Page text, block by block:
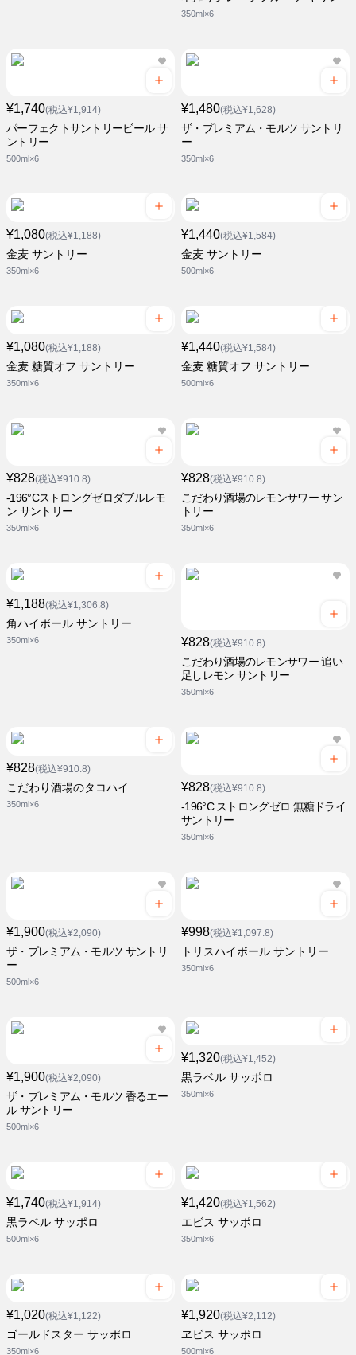
350ml×6
¥1,740(税込¥1,914)
パーフェクトサントリービール サ
ントリー
500ml×6
¥1,480(税込¥1,628)
ザ・プレミアム・モルツ サントリ
ー
350ml×6
¥1,080(税込¥1,188)
金麦 サントリー
350ml×6
¥1,440(税込¥1,584)
金麦 サントリー
500ml×6
¥1,080(税込¥1,188)
金麦 糖質オフ サントリー
350ml×6
¥1,440(税込¥1,584)
金麦 糖質オフ サントリー
500ml×6
¥828(税込¥910.8)
-196°Cストロングゼロダブルレモ
ン サントリー
350ml×6
¥828(税込¥910.8)
こだわり酒場のレモンサワー サン
トリー
350ml×6
¥1,188(税込¥1,306.8)
角ハイボール サントリー
350ml×6 ¥828(税込¥910.8)
こだわり酒場のレモンサワー 追い
足しレモン サントリー
350ml×6
¥828(税込¥910.8)
こだわり酒場のタコハイ
350ml×6
¥828(税込¥910.8)
-196°C ストロングゼロ 無糖ドライ
サントリー
350ml×6
¥1,900(税込¥2,090)
ザ・プレミアム・モルツ サントリ
ー
500ml×6
¥998(税込¥1,097.8)
トリスハイボール サントリー
350ml×6
¥1,900(税込¥2,090)
ザ・プレミアム・モルツ 香るエー
ル サントリー
500ml×6
¥1,320(税込¥1,452)
黒ラベル サッポロ
350ml×6
¥1,740(税込¥1,914)
黒ラベル サッポロ
500ml×6
¥1,420(税込¥1,562)
エビス サッポロ
350ml×6
¥1,020(税込¥1,122)
ゴールドスター サッポロ
350ml×6
¥1,920(税込¥2,112)
ヱビス サッポロ
500ml×6